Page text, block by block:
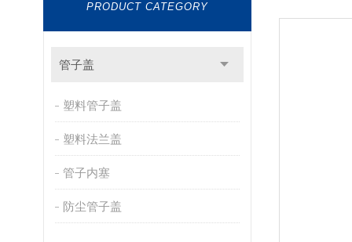
PRODUCT CATEGORY
管子盖
塑料管子盖
塑料法兰盖
管子内塞
防尘管子盖